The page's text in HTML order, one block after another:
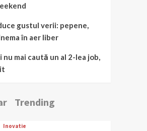
gustul verii: pepene,
în aer liber
mai caută un al 2-lea job,
Trending
Inovatie